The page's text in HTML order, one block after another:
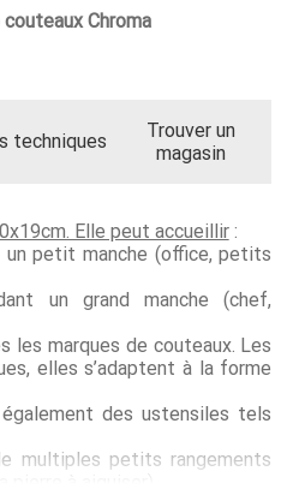
et de retours
Chroma
techniques
Trouver un
magasin
Elle peut accueillir:
petit manche (office, petits
un grand manche (chef,
les marques de couteaux. Les
elles s’adaptent à la forme
des ustensiles tels
multiples petits rangements